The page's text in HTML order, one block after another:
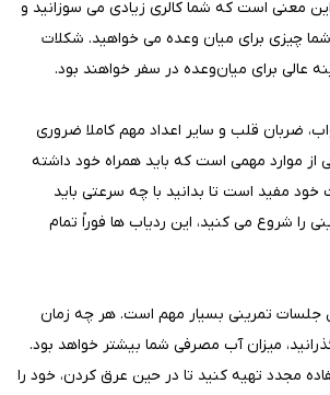
معنی است که شما کالری زیادی می سوزانید و
چیزی برای میان وعده می خواهید. شکلات
عالی برای میان‌وعده در سفر خواهند بود.
ضربان قلب و سایر اعداد مهم کاملا ضروری
موارد مهمی است که باید همراه خود داشته
مفید است تا بدانید با چه سرعتی باید
را شروع می کنید، این ردیاب ها فوراً تمام
جلسات تمرینی بسیار مهم است. هر چه زمان
میزان آب مصرفی شما بیشتر خواهد بود.
مجدد تهیه کنید تا در حین عرق کردن، خود را